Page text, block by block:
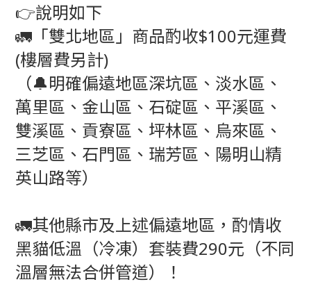
👉說明如下
🚛「雙北地區」商品酌收$100元運費
(樓層費另計)
（🔔明確偏遠地區深坑區、淡水區、
萬里區、金山區、石碇區、平溪區、
雙溪區、貢寮區、坪林區、烏來區、
三芝區、石門區、瑞芳區、陽明山精
英山路等）
🚛其他縣市及上述偏遠地區，酌情收
黑貓低溫（冷凍）套裝費290元（不同
溫層無法合併管道）！